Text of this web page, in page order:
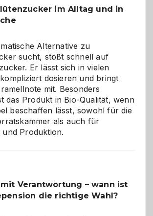
Gefahr
für
Hunde
im
eigenen
Zuhause
im Alltag und in
Alternative zu
sucht, stößt schnell auf
Er lässt sich in vielen
dosieren und bringt
mit. Besonders
das Produkt in Bio-Qualität, wenn
beschaffen lässt, sowohl für die
als auch für
und Produktion.
Verantwortung – wann ist
die richtige Wahl?